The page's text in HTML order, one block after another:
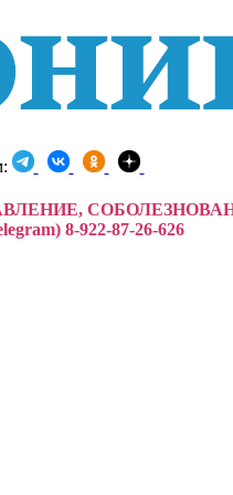
8-922-87-26-626